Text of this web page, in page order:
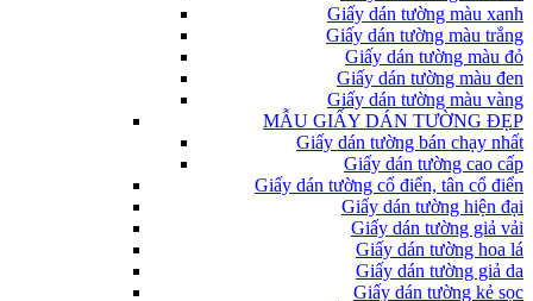
Giấy dán tường màu xanh
Giấy dán tường màu trắng
Giấy dán tường màu đỏ
Giấy dán tường màu đen
Giấy dán tường màu vàng
MẪU GIẤY DÁN TƯỜNG ĐẸP
Giấy dán tường bán chạy nhất
Giấy dán tường cao cấp
Giấy dán tường cổ điển, tân cổ điển
Giấy dán tường hiện đại
Giấy dán tường giả vải
Giấy dán tường hoa lá
Giấy dán tường giả da
Giấy dán tường kẻ sọc